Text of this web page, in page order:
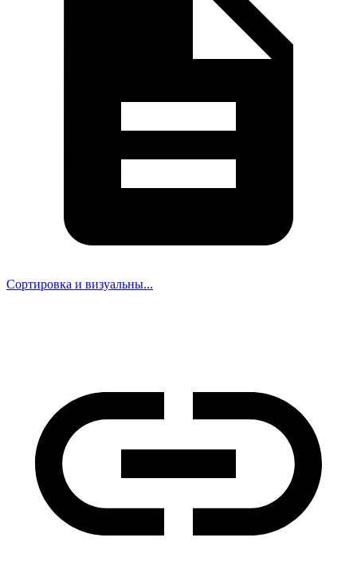
Сортировка и визуальны...